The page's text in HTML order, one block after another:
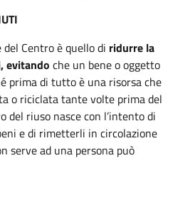
Centro è quello di ridurre la
evitando che un bene o oggetto
prima di tutto è una risorsa che
o riciclata tante volte prima del
del riuso nasce con l’intento di
e di rimetterli in circolazione
serve ad una persona può